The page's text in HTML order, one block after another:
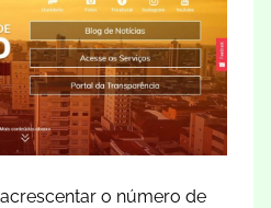
o número de